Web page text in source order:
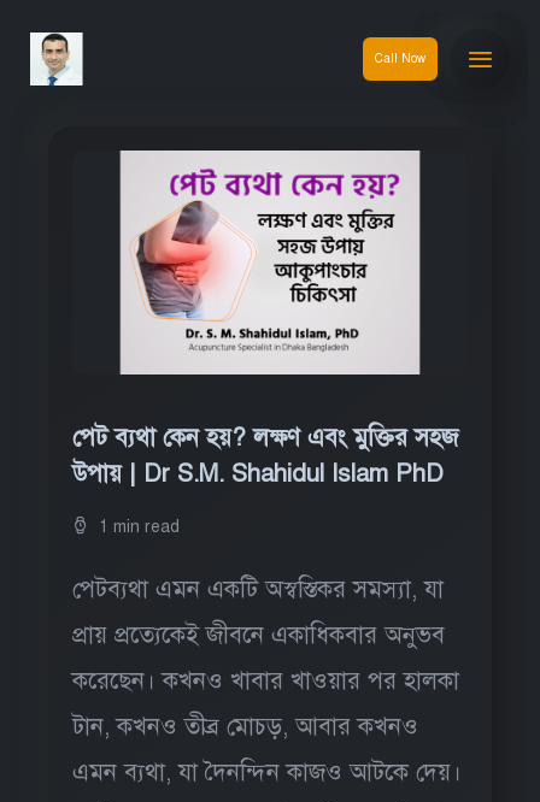
Call Now
পেট ব্যথা কেন হয়? লক্ষণ এবং মুক্তির সহজ
উপায় | Dr S.M. Shahidul Islam PhD
1 min read
পেটব্যথা এমন একটি অস্বস্তিকর সমস্যা, যা
প্রায় প্রত্যেকেই জীবনে একাধিকবার অনুভব
করেছেন। কখনও খাবার খাওয়ার পর হালকা
টান, কখনও তীব্র মোচড়, আবার কখনও
এমন ব্যথা, যা দৈনন্দিন কাজও আটকে দেয়।